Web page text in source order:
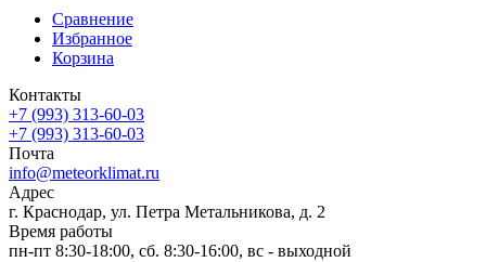
Сравнение
Избранное
Корзина
Контакты
+7 (993) 313-60-03
+7 (993) 313-60-03
Почта
info@meteorklimat.ru
Адрес
г. Краснодар, ул. Петра Метальникова, д. 2
Время работы
пн-пт 8:30-18:00, сб. 8:30-16:00, вс - выходной